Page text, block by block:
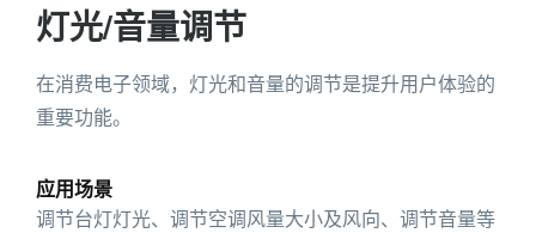
灯光/音量调节
在消费电子领域，灯光和音量的调节是提升用户体验的
重要功能。
应用场景
调节台灯灯光、调节空调风量大小及风向、调节音量等